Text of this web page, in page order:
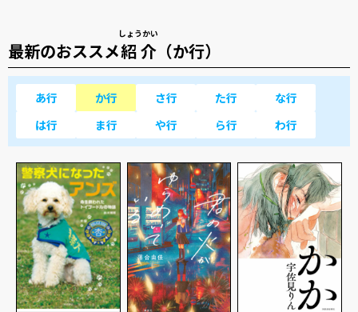
最新のおススメ紹介
しょうかい
（か行）
あ行 か行 さ行 た行
な行
は行
ま行 や行 ら行 わ行